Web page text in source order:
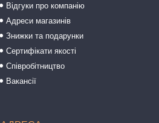
Відгуки про компанію
Адреси магазинів
Знижки та подарунки
Сертифікати якості
Співробітництво
Вакансії